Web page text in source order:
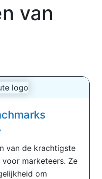
van
van de krachtigste
marketeers. Ze
om